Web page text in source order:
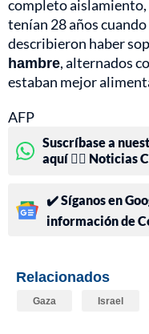
completo aislamiento,
tenían 28 años
describieron haber
hambre, alternados
estaban mejor
AFP
Suscríbase a
aquí 👉🏻 Noticias
✔️ Síganos en
información de
Relacionados
Gaza Israel